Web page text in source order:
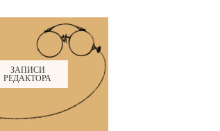
ЗАПИСИ
РЕДАКТОРА